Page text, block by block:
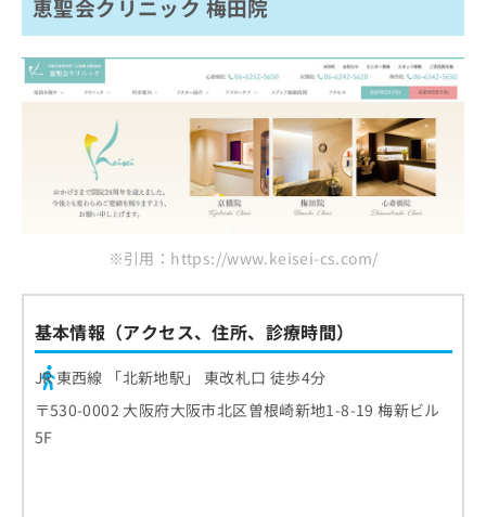
恵聖会クリニック 梅田院
※引用：https://www.keisei-cs.com/
基本情報（アクセス、住所、診療時間）
JR 東西線 「北新地駅」 東改札口 徒歩4分
〒530-0002 大阪府大阪市北区曽根崎新地1-8-19 梅新ビル
5F